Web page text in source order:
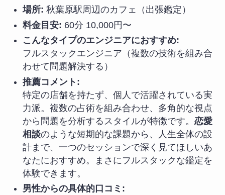
場所: 秋葉原駅周辺のカフェ（出張鑑定）
料金目安: 60分 10,000円〜
こんなタイプのエンジニアにおすすめ:
フルスタックエンジニア（複数の技術を組み合
わせて問題解決する）
推薦コメント:
特定の店舗を持たず、個人で活躍されている実
力派。複数の占術を組み合わせ、多角的な視点
から問題を分析するスタイルが特徴です。 恋愛
相談のような短期的な課題から、人生全体の設
計まで、一つのセッションで深く見てほしいあ
なたにおすすめ。まさにフルスタックな鑑定を
体験できます。
男性からの具体的口コミ: